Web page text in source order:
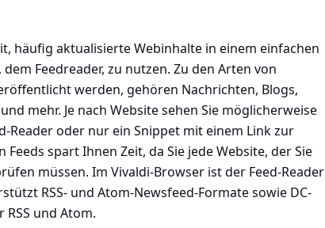
häufig aktualisierte Webinhalte in einem einfachen
Feedreader, zu nutzen. Zu den Arten von
werden, gehören Nachrichten, Blogs,
mehr. Je nach Website sehen Sie möglicherweise
Reader oder nur ein Snippet mit einem Link zur
spart Ihnen Zeit, da Sie jede Website, der Sie
müssen. Im Vivaldi-Browser ist der Feed-Reader
RSS- und Atom-Newsfeed-Formate sowie DC-
und Atom.